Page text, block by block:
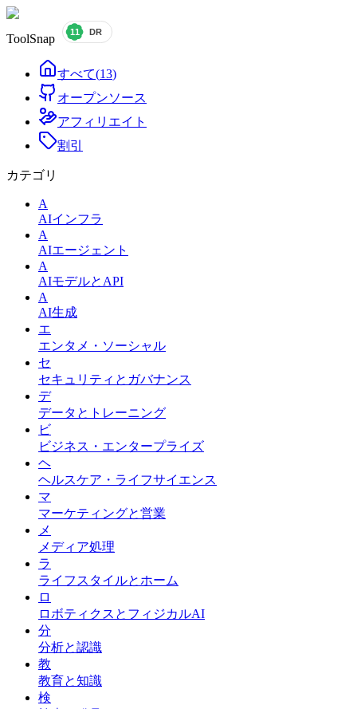
ToolSnap
すべて(13)
オープンソース
アフィリエイト
割引
カテゴリ
A
AIインフラ
A
AIエージェント
A
AIモデルとAPI
A
AI生成
エ
エンタメ・ソーシャル
セ
セキュリティとガバナンス
デ
データとトレーニング
ビ
ビジネス・エンタープライズ
ヘ
ヘルスケア・ライフサイエンス
マ
マーケティングと営業
メ
メディア処理
ラ
ライフスタイルとホーム
ロ
ロボティクスとフィジカルAI
分
分析と認識
教
教育と知識
検